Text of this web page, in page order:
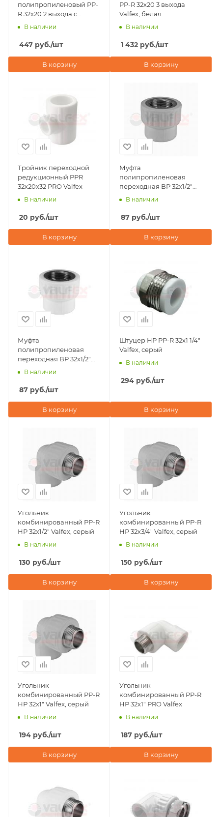
полипропиленовый PP-
R 32х20 2 выхода с
кранами Valfex, серый
В наличии
447 руб./шт
В корзину
PP-R 32х20 3 выхода
Valfex, белая
В наличии
1 432 руб./шт
В корзину
Тройник переходной
редукционный PPR
32х20х32 PRO Valfex
В наличии
20 руб./шт
В корзину
Муфта
полипропиленовая
переходная ВР 32x1/2"
Valfex, серая
В наличии
87 руб./шт
В корзину
Муфта
полипропиленовая
переходная ВР 32x1/2"
Valfex, белая
В наличии
87 руб./шт
В корзину
Штуцер НР PP-R 32х1 1/4"
Valfex, серый
В наличии
294 руб./шт
В корзину
Угольник
комбинированный PP-R
НР 32х1/2" Valfex, серый
В наличии
130 руб./шт
В корзину
Угольник
комбинированный PP-R
НР 32х3/4" Valfex, серый
В наличии
150 руб./шт
В корзину
Угольник
комбинированный PP-R
НР 32х1" Valfex, серый
В наличии
194 руб./шт
В корзину
Угольник
комбинированный PP-R
НР 32х1" PRO Valfex
В наличии
187 руб./шт
В корзину